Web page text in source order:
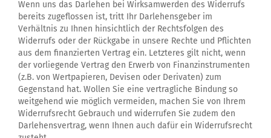
Wenn uns das Darlehen bei Wirksamwerden des Widerrufs
bereits zugeflossen ist, tritt Ihr Darlehensgeber im
Verhältnis zu Ihnen hinsichtlich der Rechtsfolgen des
Widerrufs oder der Rückgabe in unsere Rechte und Pflichten
aus dem finanzierten Vertrag ein. Letzteres gilt nicht, wenn
der vorliegende Vertrag den Erwerb von Finanzinstrumenten
(z.B. von Wertpapieren, Devisen oder Derivaten) zum
Gegenstand hat. Wollen Sie eine vertragliche Bindung so
weitgehend wie möglich vermeiden, machen Sie von Ihrem
Widerrufsrecht Gebrauch und widerrufen Sie zudem den
Darlehensvertrag, wenn Ihnen auch dafür ein Widerrufsrecht